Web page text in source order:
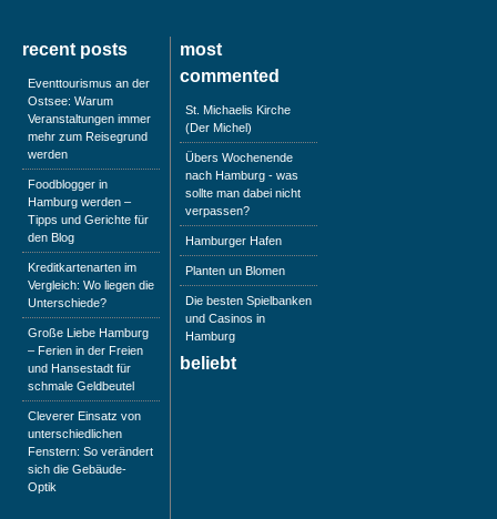
recent posts
Eventtourismus an der
Ostsee: Warum
Veranstaltungen immer
mehr zum Reisegrund
werden
Foodblogger in
Hamburg werden –
Tipps und Gerichte für
den Blog
Kreditkartenarten im
Vergleich: Wo liegen die
Unterschiede?
Große Liebe Hamburg
– Ferien in der Freien
und Hansestadt für
schmale Geldbeutel
Cleverer Einsatz von
unterschiedlichen
Fenstern: So verändert
sich die Gebäude-
Optik
most
commented
St. Michaelis Kirche
(Der Michel)
Übers Wochenende
nach Hamburg - was
sollte man dabei nicht
verpassen?
Hamburger Hafen
Planten un Blomen
Die besten Spielbanken
und Casinos in
Hamburg
beliebt